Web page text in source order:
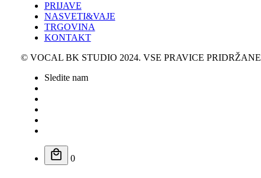
PRIJAVE
NASVETI&VAJE
TRGOVINA
KONTAKT
© VOCAL BK STUDIO 2024. VSE PRAVICE PRIDRŽANE
Sledite nam
0